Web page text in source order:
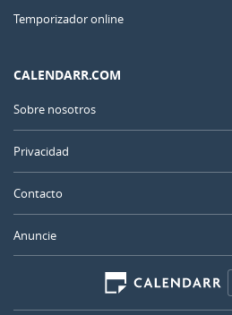
Temporizador online
CALENDARR.COM
Sobre nosotros
Privacidad
Contacto
Anuncie